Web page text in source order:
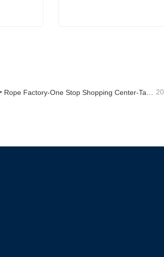
Rope Factory-One Stop Shopping Center-Tai an Rope LTD